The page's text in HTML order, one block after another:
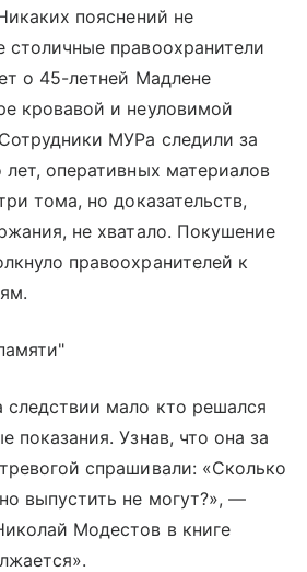
пояснений не
правоохранители
о 45-летней Мадлене
кровавой и неуловимой
МУРа следили за
оперативных материалов
тома, но доказательств,
не хватало. Покушение
правоохранителей к
мало кто решался
показания. Узнав, что она за
спрашивали: «Сколько
выпустить не могут?», —
Модестов в книге